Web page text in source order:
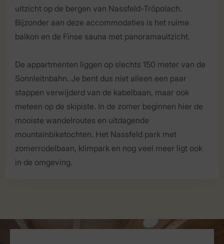
uitzicht op de bergen van Nassfeld-Tröpolach.
Bijzonder aan deze accommodaties is het ruime
balkon en de Finse sauna met panoramauitzicht.
De appartmenten liggen op slechts 150 meter van de
Sonnleitnbahn. Je bent dus niet alleen een paar
stappen verwijderd van de kabelbaan, maar ook
meteen op de skipiste. In de zomer beginnen hier de
mooiste wandelroutes en uitdagende
mountainbiketochten. Het Nassfeld park met
zomerrodelbaan, klimpark en nog veel meer ligt ook
in de omgeving.